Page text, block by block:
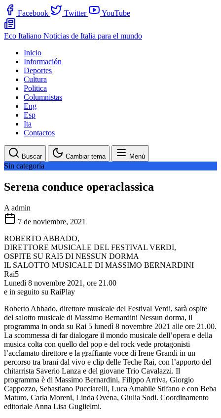
Facebook Twitter YouTube
Eco Italiano Noticias de Italia para el mundo
Inicio
Información
Deportes
Cultura
Politica
Columnistas
Eng
Esp
Ita
Contactos
Buscar Cambiar tema Menú
Sin categoría
Serena conduce operaclassica
A admin
7 de noviembre, 2021
ROBERTO ABBADO,
DIRETTORE MUSICALE DEL FESTIVAL VERDI,
OSPITE SU RAI5 DI NESSUN DORMA
IL SALOTTO MUSICALE DI MASSIMO BERNARDINI
Rai5
Lunedì 8 novembre 2021, ore 21.00
e in seguito su RaiPlay
Roberto Abbado, direttore musicale del Festival Verdi, sarà ospite
del salotto musicale di Massimo Bernardini Nessun dorma, il
programma in onda su Rai 5 lunedì 8 novembre 2021 alle ore 21.00.
La scommessa di far dialogare il mondo musicale dell’opera e della
musica colta con quello del pop e del rock vede protagonisti
l’acclamato direttore e la graffiante voce di Irene Grandi in un
percorso tra brani dal vivo e clip delle Teche Rai, con l’apporto del
chitarrista Saverio Lanza e del giovane Trio Cavalazzi. Il
programma è di Massimo Bernardini, Filippo Arriva, Giorgio
Cappozzo, Sebastiano Pucciarelli, Luca Amabile Stifano e con Beba
Maturo, Carla Moreni, Linda Ovena, Giulia Sodi. Coordinamento
editoriale Anna Lisa Guglielmi.